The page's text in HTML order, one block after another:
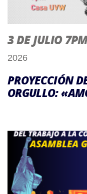
3 DE JULIO
2026
PROYECCIÓN
ORGULLO: